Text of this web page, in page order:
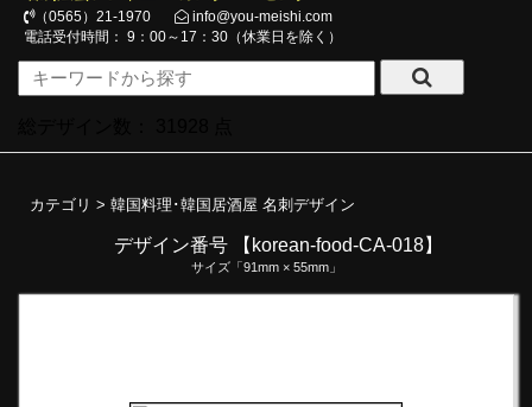
（0565）21-1970
info@you-meishi.com
電話受付時間： 9：00～17：30（休業日を除く）
カテゴリ > 韓国料理･韓国居酒屋 名刺デザイン
デザイン番号 【korean-food-CA-018】
サイズ「91mm × 55mm」